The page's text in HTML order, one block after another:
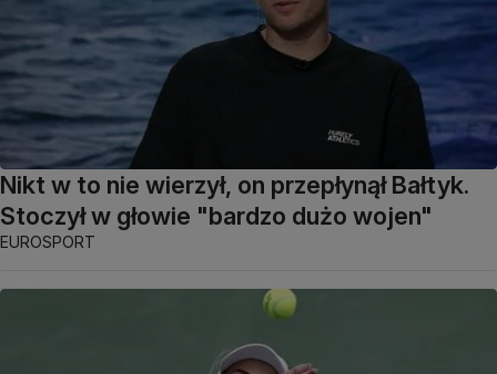
Nikt w to nie wierzył, on przepłynął Bałtyk.
Stoczył w głowie "bardzo dużo wojen"
EUROSPORT